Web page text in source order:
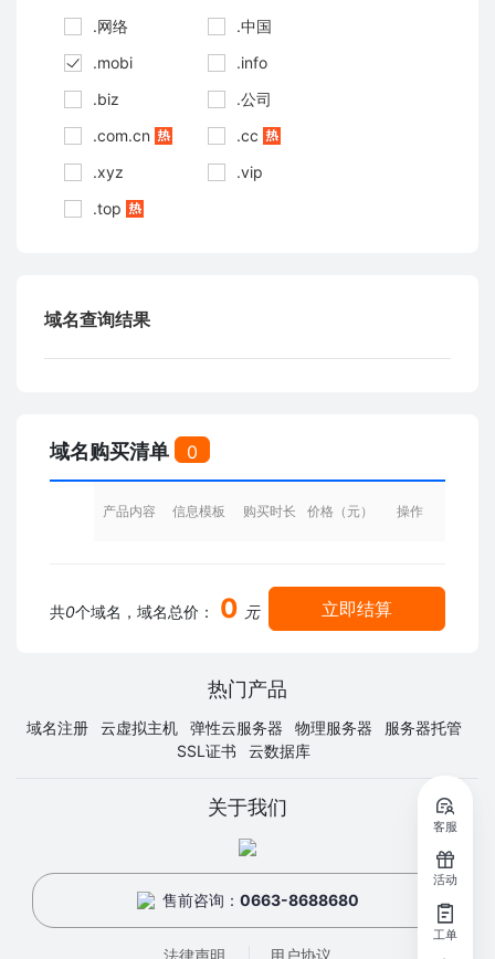
.网络
.中国
.mobi
.info
.biz
.公司
.com.cn
.cc
.xyz
.vip
.top
域名查询结果
域名购买清单 0
产品内容 信息模板 购买时长 价格（元） 操作
共0个域名，域名总价： 0 元 立即结算
热门产品
域名注册 云虚拟主机 弹性云服务器 物理服务器
服务器托管
SSL证书
云数据库
关于我们
售前咨询： 0663-8688680
法律声明 用户协议
客服
活动
工单